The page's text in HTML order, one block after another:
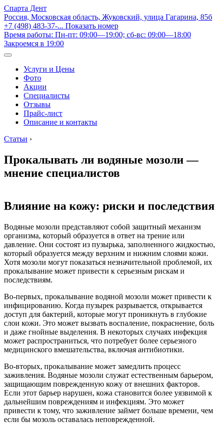
Спарта Дент
Россия, Московская область, Жуковский, улица Гагарина, 85б
+7 (498) 483-37-... Показать номер
Время работы: Пн-пт: 09:00—19:00; сб-вс: 09:00—18:00
Закроемся в 19:00
Услуги и Цены
Фото
Акции
Специалисты
Отзывы
Прайс-лист
Описание и контакты
Статьи ›
Прокалывать ли водяные мозоли —
мнение специалистов
Влияние на кожу: риски и последствия
Водяные мозоли представляют собой защитный механизм
организма, который образуется в ответ на трение или
давление. Они состоят из пузырька, заполненного жидкостью,
который образуется между верхним и нижним слоями кожи.
Хотя мозоли могут показаться незначительной проблемой, их
прокалывание может привести к серьезным рискам и
последствиям.
Во-первых, прокалывание водяной мозоли может привести к
инфицированию. Когда пузырек разрывается, открывается
доступ для бактерий, которые могут проникнуть в глубокие
слои кожи. Это может вызвать воспаление, покраснение, боль
и даже гнойные выделения. В некоторых случаях инфекция
может распространиться, что потребует более серьезного
медицинского вмешательства, включая антибиотики.
Во-вторых, прокалывание может замедлить процесс
заживления. Водяные мозоли служат естественным барьером,
защищающим поврежденную кожу от внешних факторов.
Если этот барьер нарушен, кожа становится более уязвимой к
дальнейшим повреждениям и инфекциям. Это может
привести к тому, что заживление займет больше времени, чем
если бы мозоль оставалась неповрежденной.